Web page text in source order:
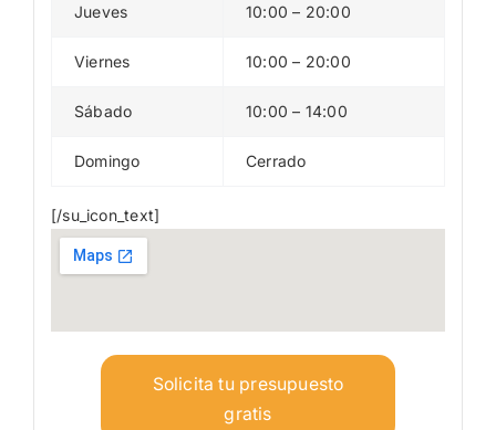
Jueves 10:00 – 20:00
Viernes 10:00 – 20:00
Sábado 10:00 – 14:00
Domingo Cerrado
[/su_icon_text]
Solicita tu presupuesto
gratis